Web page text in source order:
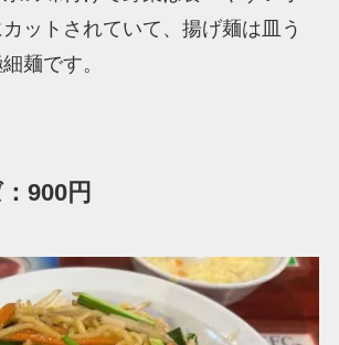
ットされていて、揚げ麺は皿う
麺です。
900円